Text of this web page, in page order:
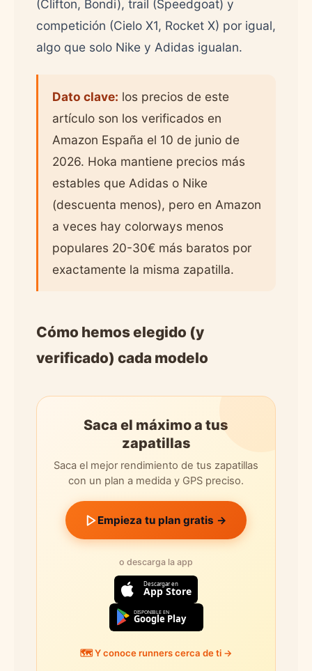
(Clifton, Bondi), trail (Speedgoat) y
competición (Cielo X1, Rocket X) por igual,
algo que solo Nike y Adidas igualan.
Dato clave: los precios de este
artículo son los verificados en
Amazon España el 10 de junio de
2026. Hoka mantiene precios más
estables que Adidas o Nike
(descuenta menos), pero en Amazon
a veces hay colorways menos
populares 20-30€ más baratos por
exactamente la misma zapatilla.
Cómo hemos elegido (y
verificado) cada modelo
Saca el máximo a tus
zapatillas
Saca el mejor rendimiento de tus zapatillas
con un plan a medida y GPS preciso.
Empieza tu plan gratis →
o descarga la app
Descargar en
App Store
DISPONIBLE EN
Google Play
🗺️ Y conoce runners cerca de ti →